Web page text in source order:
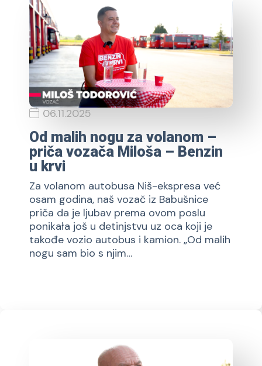
06.11.2025
Od malih nogu za volanom –
priča vozača Miloša – Benzin
u krvi
Za volanom autobusa Niš-ekspresa već
osam godina, naš vozač iz Babušnice
priča da je ljubav prema ovom poslu
ponikała još u detinjstvu uz oca koji je
takođe vozio autobus i kamion. „Od malih
nogu sam bio s njim…